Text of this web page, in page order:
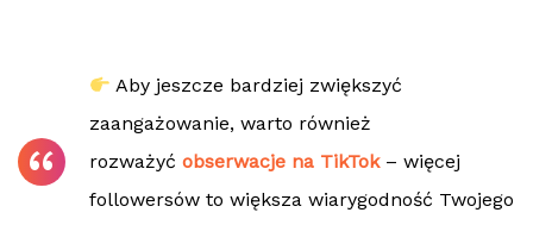
Aby jeszcze bardziej zwiększyć
zaangażowanie, warto również
rozważyć obserwacje na TikTok– więcej
followersów to większa wiarygodność Twojego